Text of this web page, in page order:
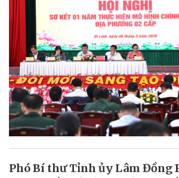
Phó Bí thư Tỉnh ủy Lâm Đồng